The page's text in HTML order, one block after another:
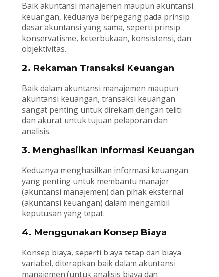
Baik akuntansi manajemen maupun akuntansi
keuangan, keduanya berpegang pada prinsip
dasar akuntansi yang sama, seperti prinsip
konservatisme, keterbukaan, konsistensi, dan
objektivitas.
2. Rekaman Transaksi Keuangan
Baik dalam akuntansi manajemen maupun
akuntansi keuangan, transaksi keuangan
sangat penting untuk direkam dengan teliti
dan akurat untuk tujuan pelaporan dan
analisis.
3. Menghasilkan Informasi Keuangan
Keduanya menghasilkan informasi keuangan
yang penting untuk membantu manajer
(akuntansi manajemen) dan pihak eksternal
(akuntansi keuangan) dalam mengambil
keputusan yang tepat.
4. Menggunakan Konsep Biaya
Konsep biaya, seperti biaya tetap dan biaya
variabel, diterapkan baik dalam akuntansi
manajemen (untuk analisis biaya dan